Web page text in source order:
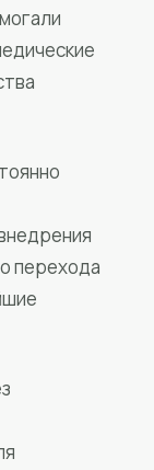
перехода